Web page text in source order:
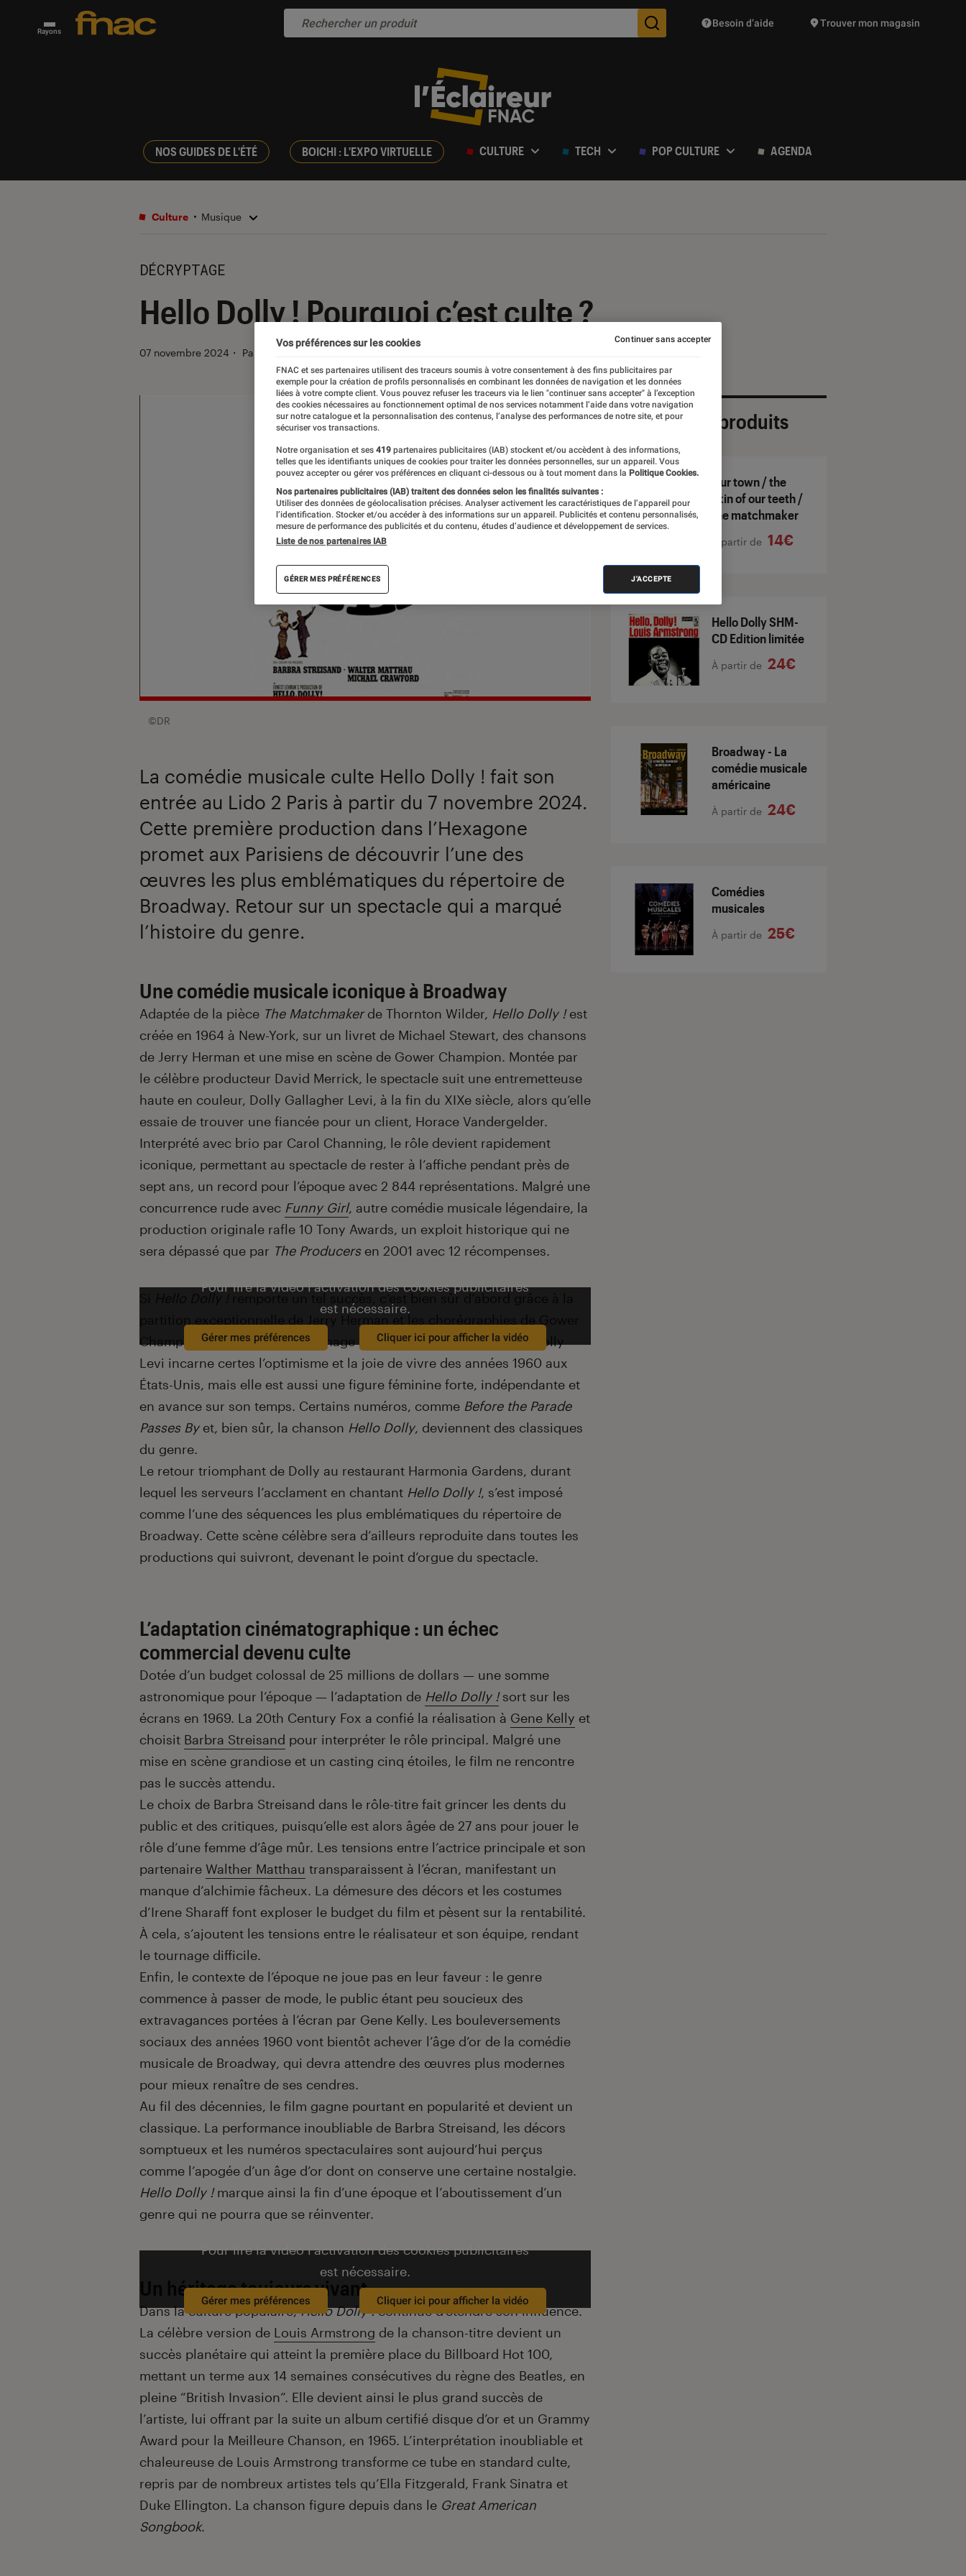
Rayons Des suggestions de produits vont vous être proposées
Besoin d’aide Trouver mon magasin
NOS GUIDES DE L'ÉTÉ BOICHI : L'EXPO VIRTUELLE CULTURE TECH POP CULTURE AGENDA
Culture Musique
DÉCRYPTAGE
Hello Dolly ! Pourquoi c’est culte ?
07 novembre 2024 ・ Par
©DR
La comédie musicale culte Hello Dolly ! fait son
entrée au Lido 2 Paris à partir du 7 novembre 2024.
Cette première production dans l’Hexagone
promet aux Parisiens de découvrir l’une des
œuvres les plus emblématiques du répertoire de
Broadway. Retour sur un spectacle qui a marqué
l’histoire du genre.
Une comédie musicale iconique à Broadway
Adaptée de la pièce The Matchmakerde Thornton Wilder, Hello Dolly !est
créée en 1964 à New-York, sur un livret de Michael Stewart, des chansons
de Jerry Herman et une mise en scène de Gower Champion. Montée par
le célèbre producteur David Merrick, le spectacle suit une entremetteuse
haute en couleur, Dolly Gallagher Levi, à la fin du XIXe siècle, alors qu’elle
essaie de trouver une fiancée pour un client, Horace Vandergelder.
Interprété avec brio par Carol Channing, le rôle devient rapidement
iconique, permettant au spectacle de rester à l’affiche pendant près de
sept ans, un record pour l’époque avec 2 844 représentations. Malgré une
concurrence rude avec Funny Girl, autre comédie musicale légendaire, la
production originale rafle 10 Tony Awards, un exploit historique qui ne
sera dépassé que par The Producersen 2001 avec 12 récompenses.
Pour lire la vidéo l’activation des cookies publicitaires
est nécessaire.
Gérer mes préférences Cliquer ici pour afficher la vidéo
remporte un tel succès, c’est bien sûr d’abord grâce à la
Champion. En outre, le personnage principal soulève les foules. Dolly
Levi incarne certes l’optimisme et la joie de vivre des années 1960 aux
États-Unis, mais elle est aussi une figure féminine forte, indépendante et
en avance sur son temps. Certains numéros, comme Before the Parade
Passes Byet, bien sûr, la chanson Hello Dolly, deviennent des classiques
du genre.
Le retour triomphant de Dolly au restaurant Harmonia Gardens, durant
lequel les serveurs l’acclament en chantant Hello Dolly !, s’est imposé
comme l’une des séquences les plus emblématiques du répertoire de
Broadway. Cette scène célèbre sera d’ailleurs reproduite dans toutes les
productions qui suivront, devenant le point d’orgue du spectacle.
L’adaptation cinématographique : un échec
commercial devenu culte
Dotée d’un budget colossal de 25 millions de dollars — une somme
astronomique pour l’époque — l’adaptation de Hello Dolly !sort sur les
écrans en 1969. La 20th Century Fox a confié la réalisation à Gene Kelly et
choisit Barbra Streisand pour interpréter le rôle principal. Malgré une
mise en scène grandiose et un casting cinq étoiles, le film ne rencontre
pas le succès attendu.
Le choix de Barbra Streisand dans le rôle-titre fait grincer les dents du
public et des critiques, puisqu’elle est alors âgée de 27 ans pour jouer le
rôle d’une femme d’âge mûr. Les tensions entre l’actrice principale et son
partenaire Walther Matthau transparaissent à l’écran, manifestant un
manque d’alchimie fâcheux. La démesure des décors et les costumes
d’Irene Sharaff font exploser le budget du film et pèsent sur la rentabilité.
À cela, s’ajoutent les tensions entre le réalisateur et son équipe, rendant
le tournage difficile.
Enfin, le contexte de l’époque ne joue pas en leur faveur : le genre
commence à passer de mode, le public étant peu soucieux des
extravagances portées à l’écran par Gene Kelly. Les bouleversements
sociaux des années 1960 vont bientôt achever l’âge d’or de la comédie
musicale de Broadway, qui devra attendre des œuvres plus modernes
pour mieux renaître de ses cendres.
Au fil des décennies, le film gagne pourtant en popularité et devient un
classique. La performance inoubliable de Barbra Streisand, les décors
somptueux et les numéros spectaculaires sont aujourd’hui perçus
comme l’apogée d’un âge d’or dont on conserve une certaine nostalgie.
Hello Dolly !marque ainsi la fin d’une époque et l’aboutissement d’un
genre qui ne pourra que se réinventer.
Pour lire la vidéo l’activation des cookies publicitaires
est nécessaire.
Gérer mes préférences Cliquer ici pour afficher la vidéo
Un héritage toujours vivant
Dans la culture populaire,Hello Dolly !continue d’étendre son influence.
La célèbre version de Louis Armstrong de la chanson-titre devient un
succès planétaire qui atteint la première place du Billboard Hot 100,
mettant un terme aux 14 semaines consécutives du règne des Beatles, en
pleine “British Invasion”. Elle devient ainsi le plus grand succès de
l’artiste, lui offrant par la suite un album certifié disque d’or et un Grammy
Award pour la Meilleure Chanson, en 1965. L’interprétation inoubliable et
chaleureuse de Louis Armstrong transforme ce tube en standard culte,
repris par de nombreux artistes tels qu’Ella Fitzgerald, Frank Sinatra et
Duke Ellington. La chanson figure depuis dans le Great American
Songbook.
Sélection de produits
Our town / the
skin of our teeth /
the matchmaker
À partir de 14€
Hello Dolly SHM-
CD Edition limitée
À partir de 24€
Broadway - La
comédie musicale
américaine
À partir de 24€
Comédies
musicales
À partir de 25€
Vos préférences sur les cookies
FNAC et ses partenaires utilisent des traceurs soumis à votre consentement à des fins publicitaires par
exemple pour la création de profils personnalisés en combinant les données de navigation et les données
liées à votre compte client. Vous pouvez refuser les traceurs via le lien "continuer sans accepter" à l’exception
des cookies nécessaires au fonctionnement optimal de nos services notamment l’aide dans votre navigation
sur notre catalogue et la personnalisation des contenus, l’analyse des performances de notre site, et pour
sécuriser vos transactions.
Notre organisation et ses 419 partenaires publicitaires (IAB) stockent et/ou accèdent à des informations,
telles que les identifiants uniques de cookies pour traiter les données personnelles, sur un appareil. Vous
pouvez accepter ou gérer vos préférences en cliquant ci-dessous ou à tout moment dans la Politique Cookies.
Nos partenaires publicitaires (IAB) traitent des données selon les finalités suivantes :
Utiliser des données de géolocalisation précises. Analyser activement les caractéristiques de l’appareil pour
l’identification. Stocker et/ou accéder à des informations sur un appareil. Publicités et contenu personnalisés,
mesure de performance des publicités et du contenu, études d’audience et développement de services.
Liste de nos partenaires IAB
GÉRER MES PRÉFÉRENCES J'ACCEPTE
Continuer sans accepter